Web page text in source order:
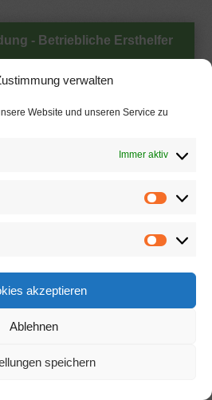
verwalten
Website und unseren Service zu
Immer aktiv
akzeptieren
Ablehnen
speichern
- Betriebliche Ersthelfer
- Betriebliche Ersthelfer
DETAILS UND BUCHUNG